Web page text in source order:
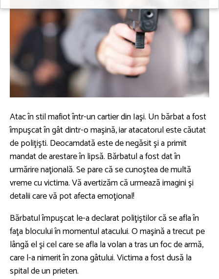
Atac în stil mafiot într-un cartier din Iaşi. Un bărbat a fost
împuşcat în gât dintr-o maşină, iar atacatorul este căutat
de poliţişti. Deocamdată este de negăsit şi a primit
mandat de arestare în lipsă. Bărbatul a fost dat în
urmărire naţională. Se pare că se cunoştea de multă
vreme cu victima. Vă avertizăm că urmează imagini şi
detalii care vă pot afecta emoţional!
Bărbatul împuşcat le-a declarat poliţiştilor că se afla în
faţa blocului în momentul atacului. O maşină a trecut pe
lângă el şi cel care se afla la volan a tras un foc de armă,
care l-a nimerit în zona gâtului. Victima a fost dusă la
spital de un prieten.